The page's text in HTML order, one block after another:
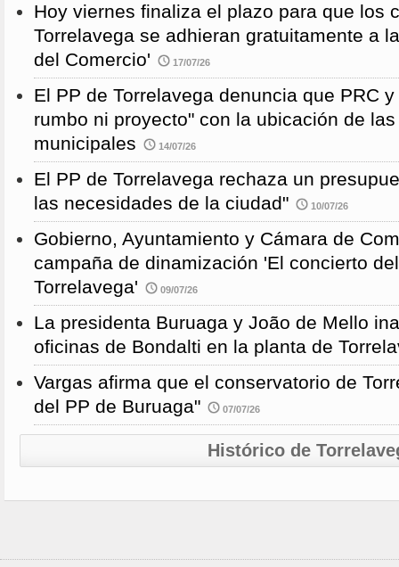
Hoy viernes finaliza el plazo para que los
Torrelavega se adhieran gratuitamente a
del Comercio'
17/07/26
El PP de Torrelavega denuncia que PRC
rumbo ni proyecto" con la ubicación de
municipales
14/07/26
El PP de Torrelavega rechaza un
las necesidades de la ciudad"
10/07/26
Gobierno, Ayuntamiento y Cámara de
campaña de dinamización 'El concierto
Torrelavega'
09/07/26
La presidenta Buruaga y João de Mello
oficinas de Bondalti en la planta de
Vargas afirma que el conservatorio de
del PP de Buruaga"
07/07/26
Histórico de